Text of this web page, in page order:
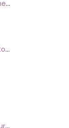
Maglia uomo nottingham in caldo cotone scollo a v manica lunga
3 pezzi Fantasmino unisex diadora in cotone mercerizzato tg dalla 35 alla 46